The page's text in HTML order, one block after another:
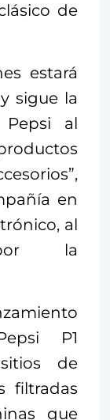
de
estará
sigue la
al
en
al
la
P1
de
filtradas
que